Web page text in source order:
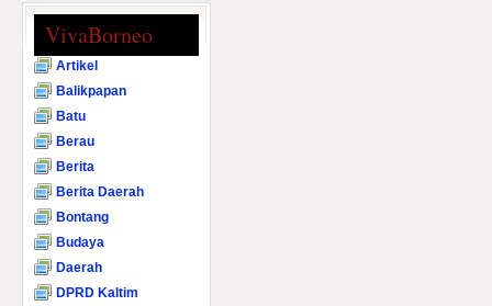
VivaBorneo
Artikel
Balikpapan
Batu
Berau
Berita
Berita Daerah
Bontang
Budaya
Daerah
DPRD Kaltim